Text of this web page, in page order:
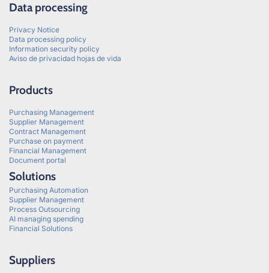
Data processing
Privacy Notice
Data processing policy
Information security policy
Aviso de privacidad hojas de vida
Products
Purchasing Management
Supplier Management
Contract Management
Purchase on payment
Financial Management
Document portal
Solutions
Purchasing Automation
Supplier Management
Process Outsourcing
AI managing spending
Financial Solutions
Suppliers